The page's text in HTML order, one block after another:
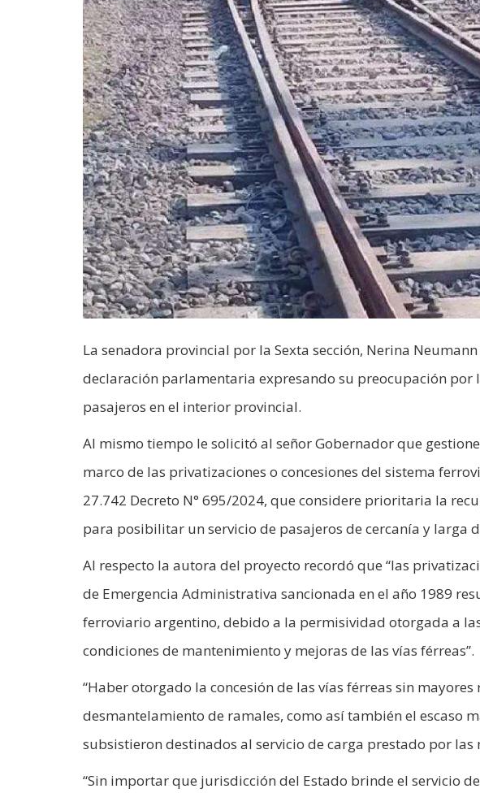
La senadora provincial por la Sexta sección, Nerina
declaración parlamentaria expresando su preocupación
pasajeros en el interior provincial.
Al mismo tiempo le solicitó al señor Gobernador que
marco de las privatizaciones o concesiones del sistema
27.742 Decreto N° 695/2024, que considere prioritaria la
para posibilitar un servicio de pasajeros de cercanía y larga
Al respecto la autora del proyecto recordó que “las
de Emergencia Administrativa sancionada en el año 1989
ferroviario argentino, debido a la permisividad otorgada a
condiciones de mantenimiento y mejoras de las vías férreas”.
“Haber otorgado la concesión de las vías férreas sin
desmantelamiento de ramales, como así también el escaso
subsistieron destinados al servicio de carga prestado por las
“Sin importar que jurisdicción del Estado brinde el servicio